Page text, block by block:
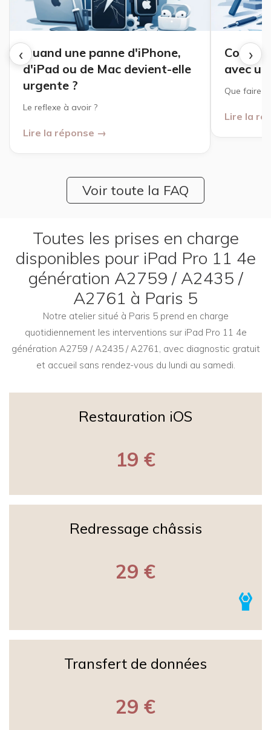
‹ ›
Quand une panne d'iPhone,
d'iPad ou de Mac devient-elle
urgente ?
Le reflexe à avoir ?
Lire la réponse →
avec
Que faire ?
Lire la
Voir toute la FAQ
Toutes les prises en charge
disponibles pour iPad Pro 11 4e
génération A2759 / A2435 /
A2761 à Paris 5
Notre atelier situé à Paris 5 prend en charge
quotidiennement les interventions sur iPad Pro 11 4e
génération A2759 / A2435 / A2761, avec diagnostic gratuit
et accueil sans rendez-vous du lundi au samedi.
Restauration iOS
19 €
Redressage châssis
29 €
Transfert de données
29 €